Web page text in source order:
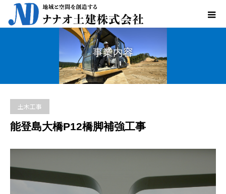
事業内容
土木工事
能登島大橋P12橋脚補強工事